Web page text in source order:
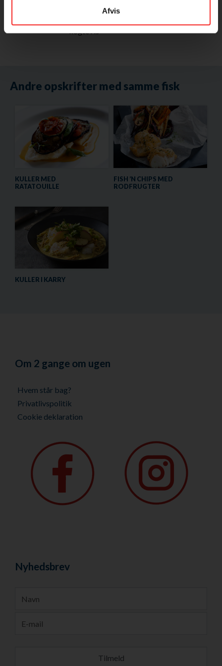
Afvis
kogte ris
Andre opskrifter med samme fisk
KULLER MED
RATATOUILLE
FISH ’N CHIPS MED
RODFRUGTER
KULLER I KARRY
Om 2 gange om ugen
Hvem står bag?
Privatlivspolitik
Cookie deklaration
Nyhedsbrev